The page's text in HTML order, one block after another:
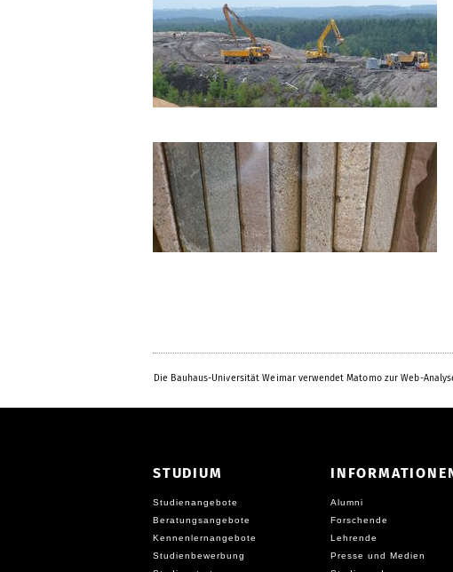
Die Bauhaus-Universität Weimar verwendet Matomo zur Web-
STUDIUM
Studienangebote
Beratungsangebote
Kennenlernangebote
Studienbewerbung
Alumni
Forschende
Lehrende
Presse und Medien